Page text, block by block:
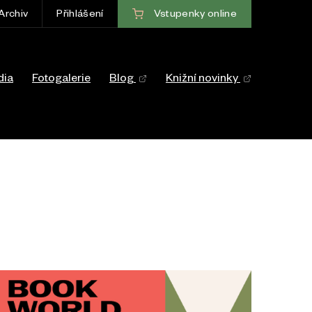
Přihlášení Vstupenky online
Fotogalerie Blog Knižní novinky